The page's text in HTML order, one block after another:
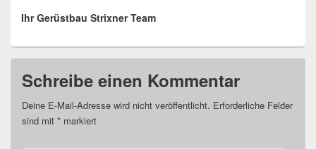
Ihr Gerüstbau Strixner Team
Schreibe einen Kommentar
Deine E-Mail-Adresse wird nicht veröffentlicht. Erforderliche Felder
sind mit * markiert